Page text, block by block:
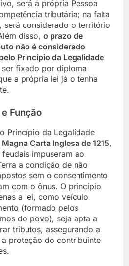
será a própria Pessoa
tributária; na falta
será considerado o território
disso, o prazo de
não é considerado
Princípio da Legalidade
fixado por diploma
a própria lei já o tenha
Função
Princípio da Legalidade
Magna Carta Inglesa de 1215,
impuseram ao
a condição de não
sem o consentimento
com o ônus. O princípio
a lei, como veículo
(formado pelos
do povo), seja apta a
tributos, assegurando a
proteção do contribuinte